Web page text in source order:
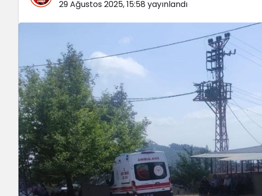
29 Ağustos 2025, 15:58 yayınlandı